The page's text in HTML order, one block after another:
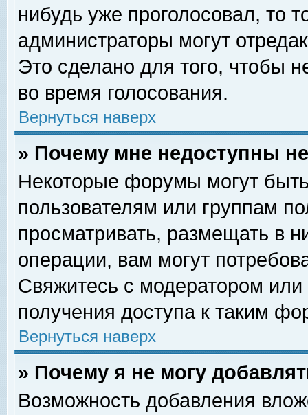
нибудь уже проголосовал, то
администраторы могут
Это сделано для того, чтобы
во время голосования.
Вернуться наверх
» Почему мне недоступны
Некоторые форумы могут
пользователям или группам
просматривать, размещать в
операции, вам могут
Свяжитесь с модератором
получения доступа к таким
Вернуться наверх
» Почему я не могу
Возможность добавления